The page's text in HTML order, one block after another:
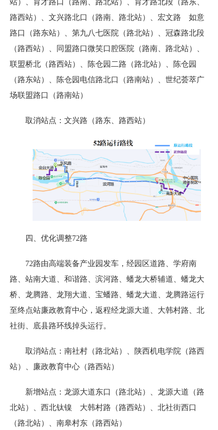
路西站）、文兴路北口（路南、路北站）、宏文路 如意
路口（路东站）、第九八七医院（路北站）、冠森路北段
（路西站）、同盟路口微笑口腔医院（路南、路北站）、
联盟桥北（路西站）、陈仓园二路（路北站）、陈仓园
（路东站）、陈仓园电信路北口（路南站）、世纪荟萃广
场联盟路口（路南站）
取消站点：文兴路（路东、路西站）
四、优化调整72路
72路由高端装备产业园发车，经园区道路、学府南
路、站南大道、和谐路、滨河路、蟠龙大桥辅道、蟠龙大
桥、龙腾路、龙翔大道、宝蟠路、蟠龙大道、龙腾路运行
至终点站廉政教育中心，返程经龙源大道、大韩村路、北
社街、底县路环线掉头运行。
取消站点：南社村（路北站）、陕西机电学院（路西
站）、廉政教育中心（路西站）
新增站点：龙源大道东口（路北站）、龙源大道（路
北站）、西北钛镍 大韩村路（路西站）、北社街西口
（路北站）、南皋村东（路西站）